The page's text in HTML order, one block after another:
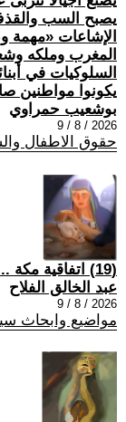
يصبح السب
الإشاعات «مهمة
المغرب وملكه
السلوكيات في
يكونوا مواطنين
بوشعيب حمراوي
2026 / 8 / 9
حقوق الاطفال
(19) اتفاقية مكة ...والتساؤلات عن المغزى
عبد الخالق الفلاح
2026 / 8 / 9
مواضيع وابحاث